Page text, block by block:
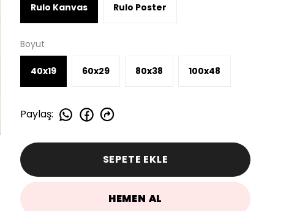
Rulo Kanvas Rulo Poster
Boyut
40x19 60x29 80x38 100x48
Paylaş:
SEPETE EKLE
HEMEN AL